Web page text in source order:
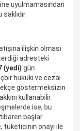
uyulmamasından
ilişkin olması
adresteki
(yedi) gün
hukuki ve cezai
göstermeksizin
kullanabilir.
ise, bu
başlar.
tüketicinin onayı ile